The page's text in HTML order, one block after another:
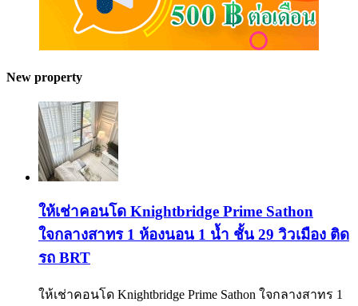
New property
ให้เช่าคอนโด Knightbridge Prime Sathon
ใจกลางสาทร 1 ห้องนอน 1 น้ำ ชั้น 29 วิวเมือง ติด
รถ BRT
ให้เช่าคอนโด Knightbridge Prime Sathon ใจกลางสาทร 1